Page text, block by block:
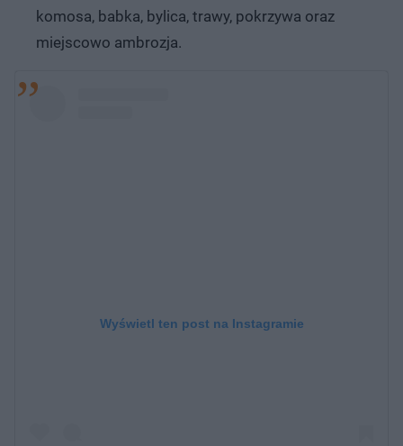
komosa, babka, bylica, trawy, pokrzywa oraz
miejscowo ambrozja.
Wyświetl ten post na Instagramie